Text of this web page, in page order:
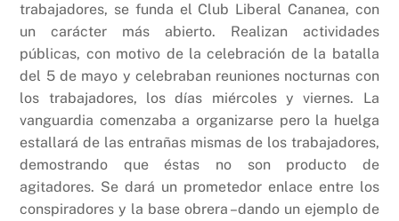
trabajadores, se funda el Club Liberal Cananea, con
un carácter más abierto. Realizan actividades
públicas, con motivo de la celebración de la batalla
del 5 de mayo y celebraban reuniones nocturnas con
los trabajadores, los días miércoles y viernes. La
vanguardia comenzaba a organizarse pero la huelga
estallará de las entrañas mismas de los trabajadores,
demostrando que éstas no son producto de
agitadores. Se dará un prometedor enlace entre los
conspiradores y la base obrera –dando un ejemplo de